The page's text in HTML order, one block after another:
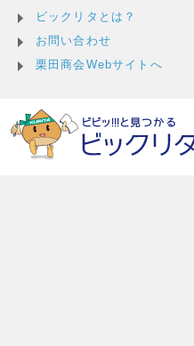
ビックリタとは？
お問い合わせ
栗田商会Webサイトへ